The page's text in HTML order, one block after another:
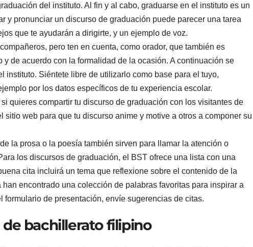
del instituto. Al fin y al cabo, graduarse en el instituto es un
y pronunciar un discurso de graduación puede parecer una tarea
que te ayudarán a dirigirte, y un ejemplo de voz.
pero ten en cuenta, como orador, que también es
de acuerdo con la formalidad de la ocasión. A continuación se
instituto. Siéntete libre de utilizarlo como base para el tuyo,
por los datos específicos de tu experiencia escolar.
quieres compartir tu discurso de graduación con los visitantes de
web para que tu discurso anime y motive a otros a componer su
la prosa o la poesía también sirven para llamar la atención o
los discursos de graduación, el BST ofrece una lista con una
cita incluirá un tema que reflexione sobre el contenido de la
encontrado una colección de palabras favoritas para inspirar a
formulario de presentación, envíe sugerencias de citas.
bachillerato filipino